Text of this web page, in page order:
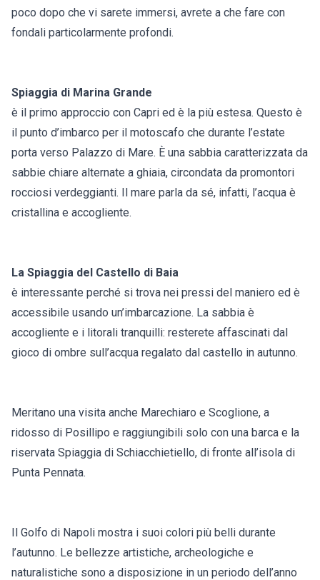
poco dopo che vi sarete immersi, avrete a che fare con
fondali particolarmente profondi.
Spiaggia di Marina Grande
è il primo approccio con Capri ed è la più estesa. Questo è
il punto d’imbarco per il motoscafo che durante l’estate
porta verso Palazzo di Mare. È una sabbia caratterizzata da
sabbie chiare alternate a ghiaia, circondata da promontori
rocciosi verdeggianti. Il mare parla da sé, infatti, l’acqua è
cristallina e accogliente.
La Spiaggia del Castello di Baia
è interessante perché si trova nei pressi del maniero ed è
accessibile usando un’imbarcazione. La sabbia è
accogliente e i litorali tranquilli: resterete affascinati dal
gioco di ombre sull’acqua regalato dal castello in autunno.
Meritano una visita anche Marechiaro e Scoglione, a
ridosso di Posillipo e raggiungibili solo con una barca e la
riservata Spiaggia di Schiacchietiello, di fronte all’isola di
Punta Pennata.
Il Golfo di Napoli mostra i suoi colori più belli durante
l’autunno. Le bellezze artistiche, archeologiche e
naturalistiche sono a disposizione in un periodo dell’anno